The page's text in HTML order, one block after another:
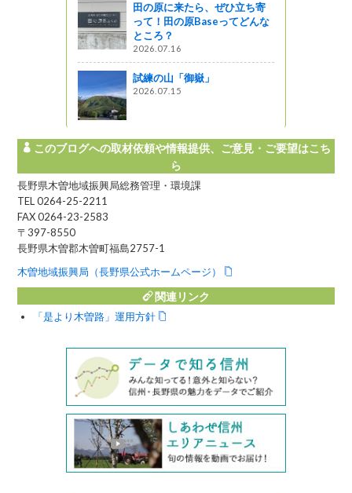
田の原に来たら、ぜひ立ち寄
って！田の原Baseってどんな
ところ？
2026.07.16
試練の山「御嶽」
2026.07.15
このブログへの取材依頼や情報提供、ご意見・ご要望はこち
ら
長野県木曽地域振興局総務管理・環境課
TEL 0264-25-2211
FAX 0264-23-2583
〒397-8550
長野県木曽郡木曽町福島2757-1
木曽地域振興局（長野県公式ホームページ）
関連リンク
「是より木曽路」運用方針